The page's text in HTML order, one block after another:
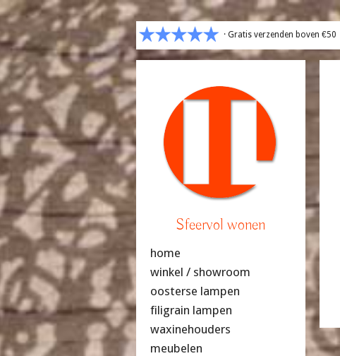
· Gratis verzenden boven €50
Sfeervol wonen
home
winkel / showroom
oosterse lampen
filigrain lampen
waxinehouders
meubelen